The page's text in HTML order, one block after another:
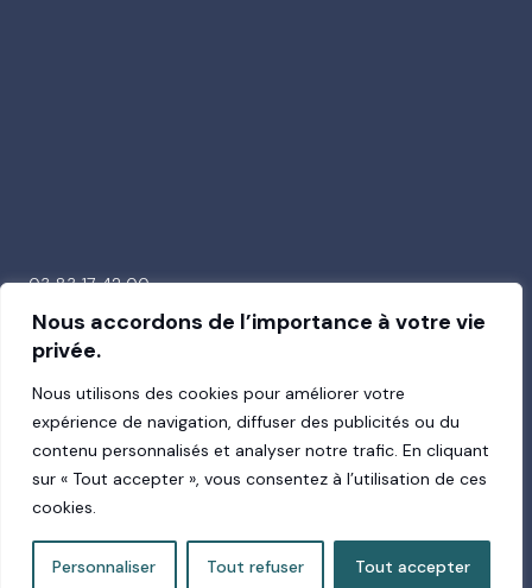
Nous accordons de l’importance à votre vie
privée.
Nous utilisons des cookies pour améliorer votre
expérience de navigation, diffuser des publicités ou du
contenu personnalisés et analyser notre trafic. En cliquant
sur « Tout accepter », vous consentez à l’utilisation de ces
cookies.
Personnaliser Tout refuser Tout accepter
03 83 17 42 00
26 avenue de la Garenne
54000 Nancy
Suivez-nous !